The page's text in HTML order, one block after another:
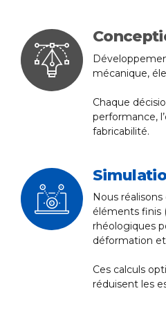
mécanique,
Chaque
performance,
fabricabilité.
Nous
éléments finis
rhéologiques
déformation
Ces calculs
réduisent les